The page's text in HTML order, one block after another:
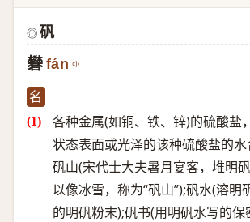
◎ 矾
礬 fán
名
各种金属(如铜、铁、锌)的硫酸盐
状态表面或光泽的该种硫酸盐的
矾山(宋代士大夫暑月宴客，堆明
以像冰雪，称为“矾山”);矾水(溶明
的明矾粉末);矾书(用明矾水写的保